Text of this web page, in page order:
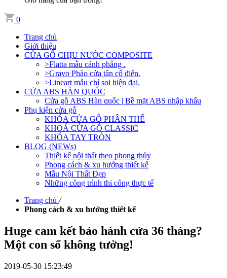
0
Trang chủ
Giới thiệu
CỬA GỖ CHỊU NƯỚC COMPOSITE
>Flatta mẫu cánh phẳng .
>Gravo Phào cửa tân cổ điển.
>Lineart mẫu chỉ soi hiện đại.
CỬA ABS HÀN QUỐC
Cửa gỗ ABS Hàn quốc | Bề mặt ABS nhập khẩu
Phụ kiện cửa gỗ
KHÓA CỬA GỖ PHÂN THỂ
KHOÁ CỬA GỖ CLASSIC
KHÓA TAY TRÒN
BLOG (NEWs)
Thiết kế nội thất theo phong thủy
Phong cách & xu hướng thiết kế
Mẫu Nội Thất Đẹp
Những công trình thi công thực tế
Trang chủ /
Phong cách & xu hướng thiết kế
Huge cam kết bảo hành cửa 36 tháng?
Một con số không tưởng!
2019-05-30 15:23:49